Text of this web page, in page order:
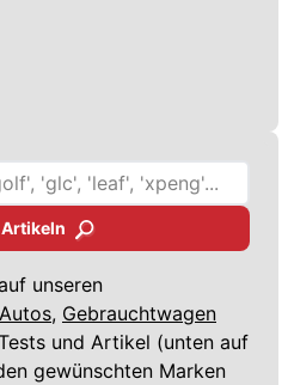
unseren
Gebrauchtwagen
und Artikel (unten auf
gewünschten Marken